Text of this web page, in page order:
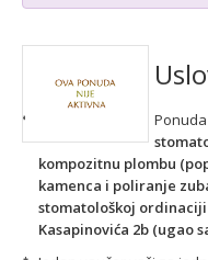
kompozitnu plombu
kamenca i poliranje
stomatološkoj ordinaciji
Kasapinovića 2b (ugao